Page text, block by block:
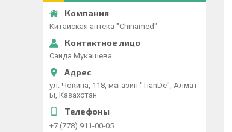
Китайская аптека "Chinamed"
Саида Мукашева
ул. Чокина, 118, магазин "TianDe", Алмат
ы, Казахстан
+7 (778) 911-00-05